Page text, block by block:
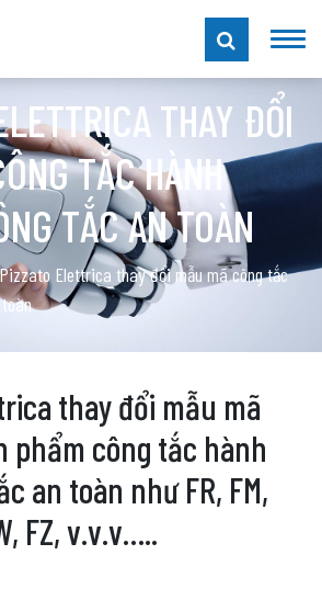
THAY ĐỔI
TẮC HÀNH
TẮC AN TOÀN
Pizzato Elettrica thay đổi mẫu mã công tắc
thay đổi mẫu mã
phẩm công tắc hành
an toàn như FR, FM,
FZ, v.v.v…..